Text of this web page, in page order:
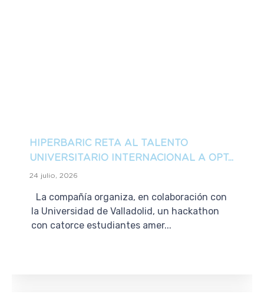
HIPERBARIC RETA AL TALENTO
UNIVERSITARIO INTERNACIONAL A OPT...
24 julio, 2026
La compañía organiza, en colaboración con
la Universidad de Valladolid, un hackathon
con catorce estudiantes amer...